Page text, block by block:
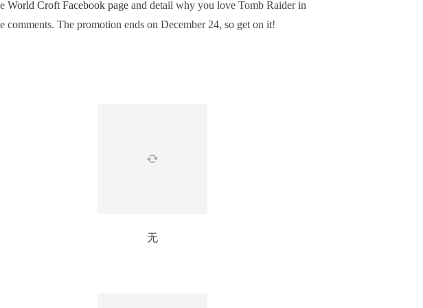
World Croft Facebook pageand detail why you love Tomb Raider in
comments. The promotion ends on December 24, so get on it!
无